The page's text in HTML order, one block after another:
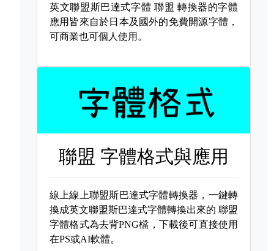
英文聯盟斯巴達式字體 聯盟 轉換器的字體
應用皆來自於日本及國外的免費開源字體，
可商業也可個人使用。
聯盟 字體格式與應用
線上線上聯盟斯巴達式字體轉換器，一鍵轉
換成英文聯盟斯巴達式字體轉換出來的聯盟
字體格式為去背PNG檔，下載後可直接使用
在PS或AI軟體。